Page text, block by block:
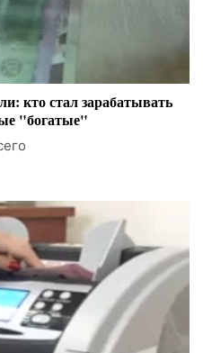
кто стал зарабатывать
"богатые"